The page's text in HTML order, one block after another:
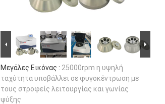
Μεγάλες Εικόνας : 25000rpm η υψηλή
ταχύτητα υποβάλλει σε φυγοκέντρωση με
τους στροφείς λειτουργίας και γωνίας
ψύξης